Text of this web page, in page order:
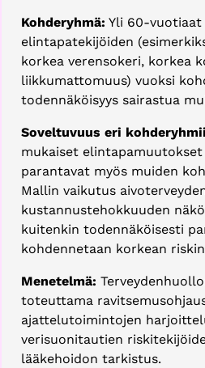
Kohderyhmä: Yli 60-
elintapatekijöiden
korkea verensokeri, korkea
liikkumattomuus) vuoksi
todennäköisyys sairastua
Soveltuvuus eri
mukaiset
parantavat myös muiden
Mallin vaikutus
kustannustehokkuuden
kuitenkin todennäköisesti
kohdennetaan korkean
Menetelmä:
toteuttama
ajattelutoimintojen
verisuonitautien
lääkehoidon tarkistus.